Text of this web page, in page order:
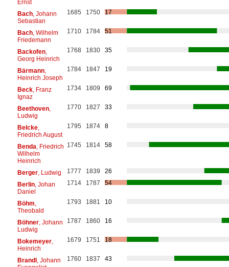
Ernst
Bach, Johann
Sebastian
1685 1750 17
Bach, Wilhelm
Friedemann
1710 1784 51
Backofen,
Georg Heinrich
1768 1830 35
Bärmann,
Heinrich Joseph
1784 1847 19
Beck, Franz
Ignaz
1734 1809 69
Beethoven,
Ludwig
1770 1827 33
Belcke,
Friedrich August
1795 1874 8
Benda , Friedrich
Wilhelm
Heinrich
1745 1814 58
Berger, Ludwig 1777 1839
26
Berlin, Johan
Daniel
1714 1787 54
Böhm
Theobald
1793 1881 10
Böhner, Johann
Ludwig
1787 1860 16
Bokemeyer,
Heinrich
1679 1751 18
Brandl, Johann
1760 1837 43